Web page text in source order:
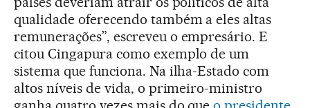
qualidade oferecendo também a eles altas
remunerações”, escreveu o empresário. E
citou Cingapura como exemplo de um
sistema que funciona. Na ilha-Estado com
altos níveis de vida, o primeiro-ministro